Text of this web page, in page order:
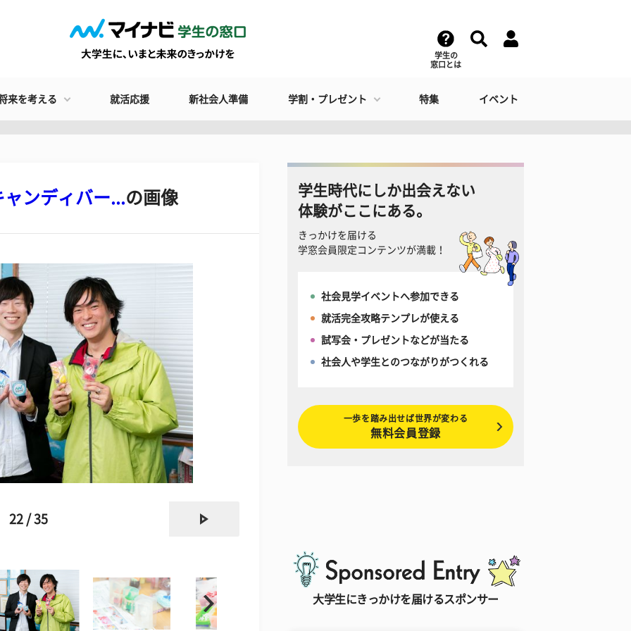
学生の
窓口とは
来を考える 就活応援 新社会人準備 学割・プレゼント 特集 イベント
ンディバー...の画像
22 / 35
学生時代にしか出会えない
体験がここにある。
きっかけを届ける
学窓会員限定コンテンツが満載！
社会見学イベントへ参加できる
就活完全攻略テンプレが使える
試写会・プレゼントなどが当たる
社会人や学生とのつながりがつくれる
一歩を踏み出せば世界が変わる
無料会員登録
大学生にきっかけを届けるスポンサー